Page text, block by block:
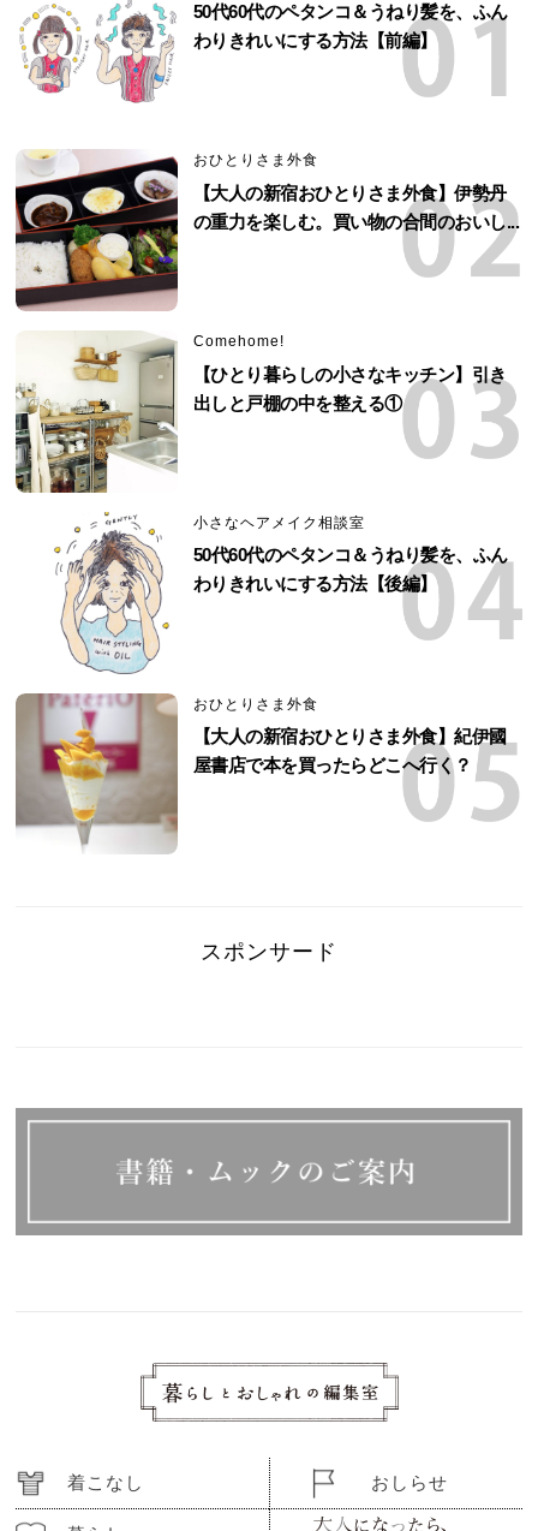
50代60代のペタンコ＆うねり髪を、ふん
わりきれいにする方法【前編】
おひとりさま外食
【大人の新宿おひとりさま外食】伊勢丹
の重力を楽しむ。買い物の合間のおいし...
Comehome!
【ひとり暮らしの小さなキッチン】引き
出しと戸棚の中を整える①
小さなヘアメイク相談室
50代60代のペタンコ＆うねり髪を、ふん
わりきれいにする方法【後編】
おひとりさま外食
【大人の新宿おひとりさま外食】紀伊國
屋書店で本を買ったらどこへ行く？
スポンサード
着こなし おしらせ